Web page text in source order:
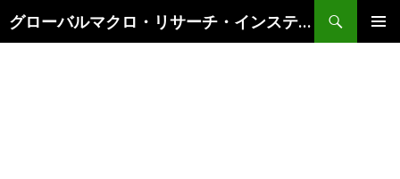
グローバルマクロ・リサーチ・インスティテュート
索